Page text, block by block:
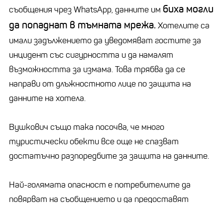
съобщения чрез WhatsApp, данните им биха могли
да попаднат в тъмната мрежа. Хотелите са
имали задължението да уведомяват гостите за
инцидент със сигурността и да намалят
възможността за измама. Това трябва да се
направи от длъжностното лице по защита на
данните на хотела.
Вушкович също така посочва, че много
туристически обекти все още не спазват
достатъчно разпоредбите за защита на данните.
Най-голямата опасност е потребителите да
повярват на съобщението и да предоставят